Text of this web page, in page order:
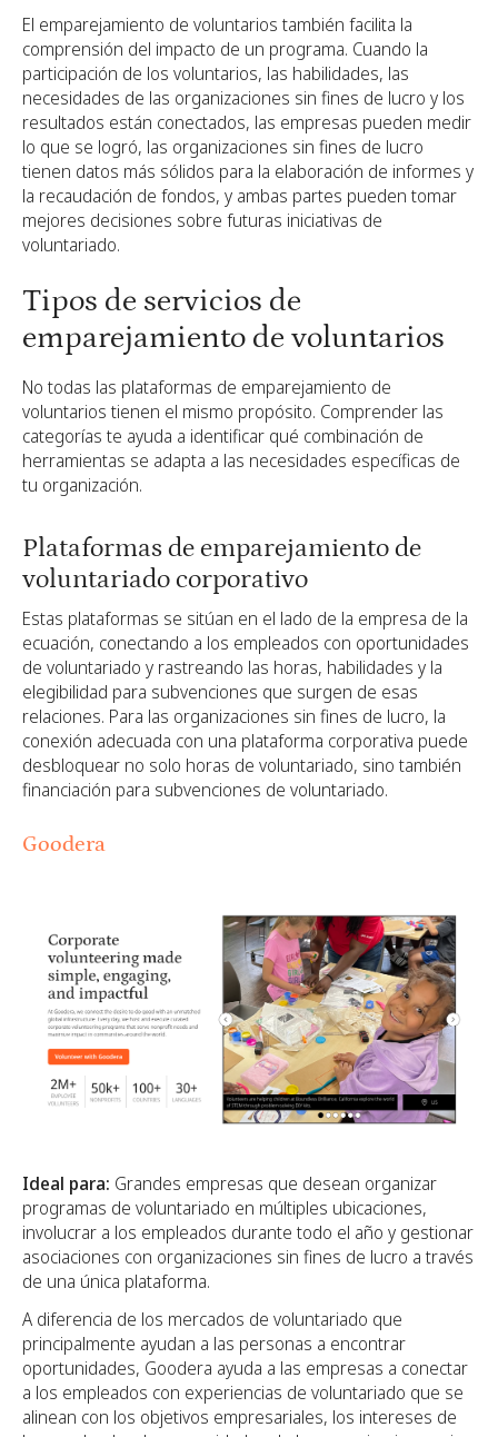
El emparejamiento de voluntarios también facilita la
comprensión del impacto de un programa. Cuando la
participación de los voluntarios, las habilidades, las
necesidades de las organizaciones sin fines de lucro y los
resultados están conectados, las empresas pueden medir
lo que se logró, las organizaciones sin fines de lucro
tienen datos más sólidos para la elaboración de informes y
la recaudación de fondos, y ambas partes pueden tomar
mejores decisiones sobre futuras iniciativas de
voluntariado.
Tipos de servicios de
emparejamiento de voluntarios
No todas las plataformas de emparejamiento de
voluntarios tienen el mismo propósito. Comprender las
categorías te ayuda a identificar qué combinación de
herramientas se adapta a las necesidades específicas de
tu organización.
Plataformas de emparejamiento de
voluntariado corporativo
Estas plataformas se sitúan en el lado de la empresa de la
ecuación, conectando a los empleados con oportunidades
de voluntariado y rastreando las horas, habilidades y la
elegibilidad para subvenciones que surgen de esas
relaciones. Para las organizaciones sin fines de lucro, la
conexión adecuada con una plataforma corporativa puede
desbloquear no solo horas de voluntariado, sino también
financiación para subvenciones de voluntariado.
Goodera
Ideal para: Grandes empresas que desean organizar
programas de voluntariado en múltiples ubicaciones,
involucrar a los empleados durante todo el año y gestionar
asociaciones con organizaciones sin fines de lucro a través
de una única plataforma.
A diferencia de los mercados de voluntariado que
principalmente ayudan a las personas a encontrar
oportunidades, Goodera ayuda a las empresas a conectar
a los empleados con experiencias de voluntariado que se
alinean con los objetivos empresariales, los intereses de